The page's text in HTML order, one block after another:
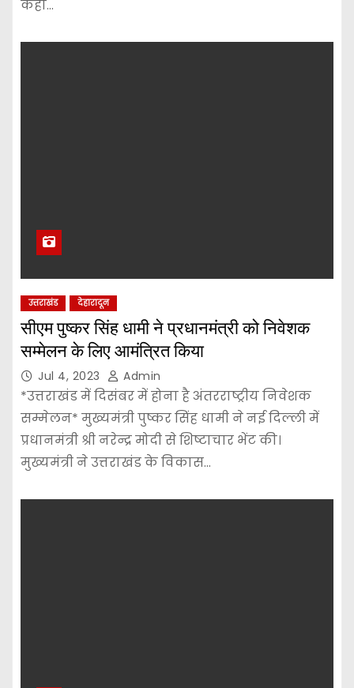
कहा…
उत्तराखंड देहारादून
सीएम पुष्कर सिंह धामी ने प्रधानमंत्री को निवेशक
सम्मेलन के लिए आमंत्रित किया
Jul 4, 2023 Admin
*उत्तराखंड में दिसंबर में होना है अंतरराष्ट्रीय निवेशक
सम्मेलन* मुख्यमंत्री पुष्कर सिंह धामी ने नई दिल्ली में
प्रधानमंत्री श्री नरेन्द्र मोदी से शिष्टाचार भेंट की।
मुख्यमंत्री ने उत्तराखंड के विकास…